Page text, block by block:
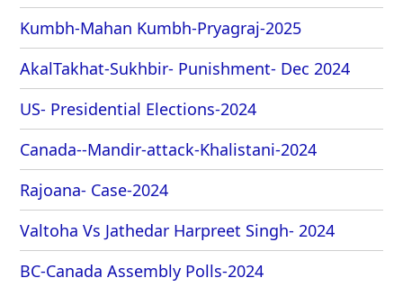
Kumbh-Mahan Kumbh-Pryagraj-2025
AkalTakhat-Sukhbir- Punishment- Dec 2024
US- Presidential Elections-2024
Canada--Mandir-attack-Khalistani-2024
Rajoana- Case-2024
Valtoha Vs Jathedar Harpreet Singh- 2024
BC-Canada Assembly Polls-2024